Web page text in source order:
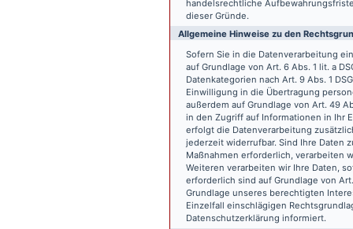
handelsrechtliche
dieser Gründe.
Allgemeine Hinweise zu den
Sofern Sie in die Datenverarbeitung
auf Grundlage von Art. 6 Abs. 1 lit. a
Datenkategorien nach Art. 9 Abs. 1
Einwilligung in die Übertragung
außerdem auf Grundlage von Art. 49
in den Zugriff auf Informationen in Ihr
erfolgt die Datenverarbeitung
jederzeit widerrufbar. Sind Ihre Daten
Maßnahmen erforderlich, verarbeiten
Weiteren verarbeiten wir Ihre Daten,
erforderlich sind auf Grundlage von
Grundlage unseres berechtigten
Einzelfall einschlägigen
Datenschutzerklärung informiert.